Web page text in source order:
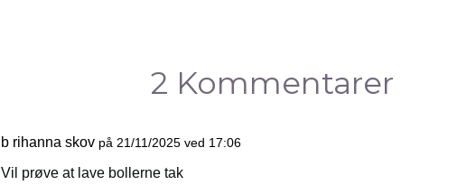
2 Kommentarer
b rihanna skov på 21/11/2025 ved 17:06
Vil prøve at lave bollerne tak